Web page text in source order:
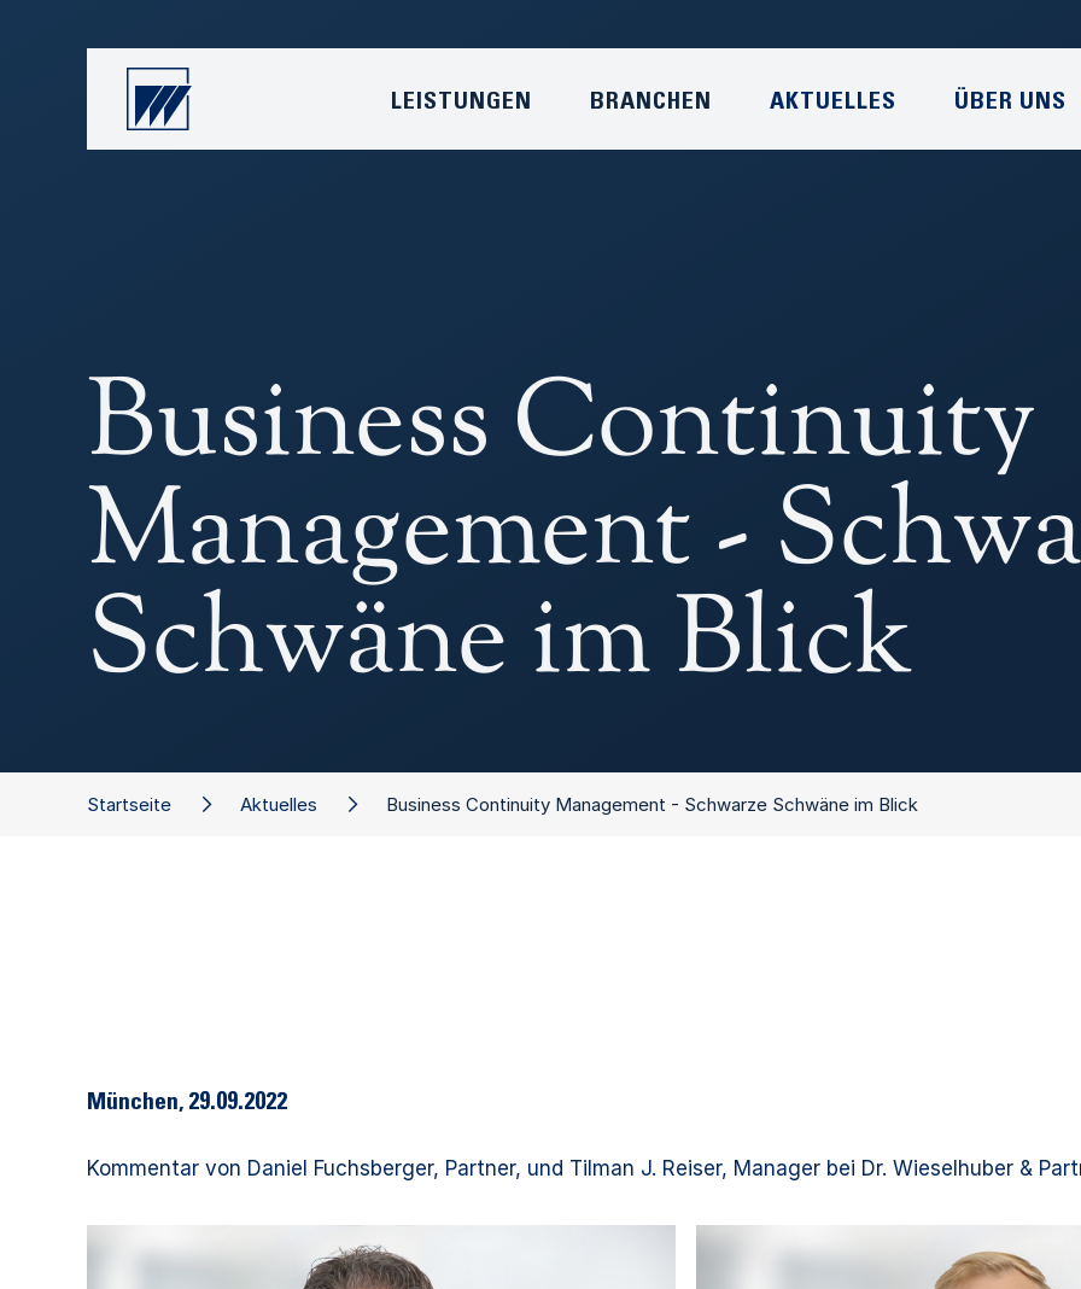
München, 29.09.2022
Kommentar von Daniel Fuchsberger, Partner, und Tilman J. Reiser, Manager bei Dr. Wieselhuber &
Startseite Aktuelles Business Continuity Management - Schwarze Schwäne im Blick
Business Continuity
Management -
Schwäne im Blick
LEISTUNGEN BRANCHEN AKTUELLES ÜBER UNS